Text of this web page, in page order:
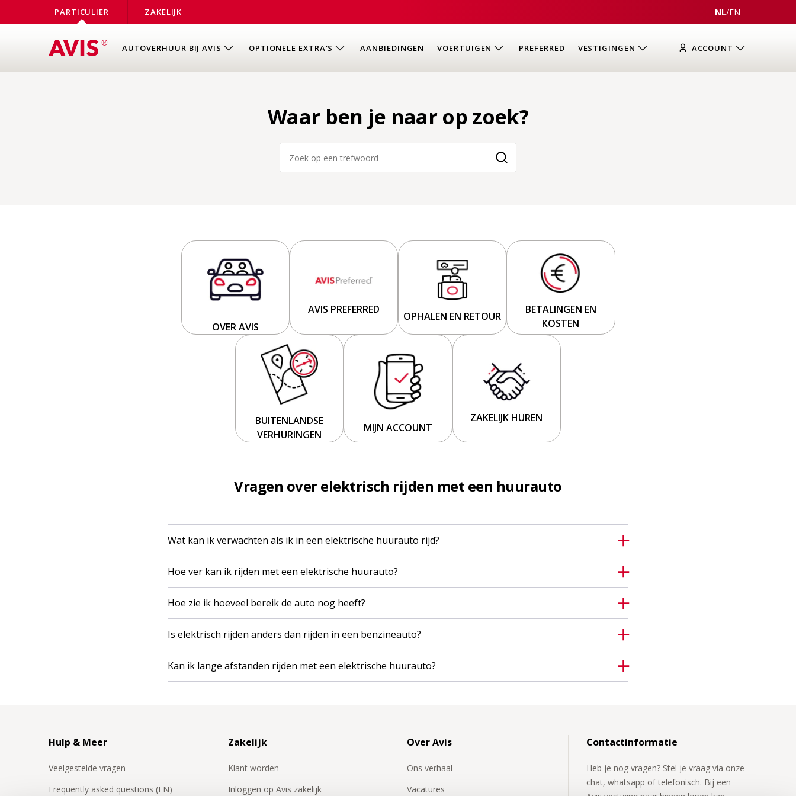
PARTICULIER ZAKELIJK NL/EN
AUTOVERHUUR BIJ AVIS OPTIONELE EXTRA'S AANBIEDINGEN VOERTUIGEN PREFERRED VESTIGINGEN ACCOUNT
Waar ben je naar op zoek?
Zoeken
OVER AVIS
AVIS PREFERRED
OPHALEN EN RETOUR
BETALINGEN EN
KOSTEN
BUITENLANDSE
VERHURINGEN
MIJN ACCOUNT
ZAKELIJK HUREN
Vragen over elektrisch rijden met een huurauto
Wat kan ik verwachten als ik in een elektrische huurauto rijd?
Hoe ver kan ik rijden met een elektrische huurauto?
Hoe zie ik hoeveel bereik de auto nog heeft?
Is elektrisch rijden anders dan rijden in een benzineauto?
Kan ik lange afstanden rijden met een elektrische huurauto?
Hulp & Meer
Veelgestelde vragen
Frequently asked questions (EN)
Zakelijk
Klant worden
Inloggen op Avis zakelijk
Over Avis
Ons verhaal
Vacatures
Contactinformatie
Heb je nog vragen? Stel je vraag via onze
chat, whatsapp of telefonisch. Bij een